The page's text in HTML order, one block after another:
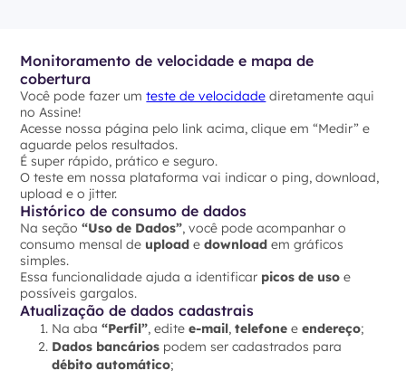
Monitoramento de velocidade e mapa de
cobertura
Você pode fazer umteste de velocidade diretamente aqui
no Assine!
Acesse nossa página pelo link acima, clique em “Medir” e
aguarde pelos resultados.
É super rápido, prático e seguro.
O teste em nossa plataforma vai indicar o ping, download,
upload e o jitter.
Histórico de consumo de dados
Na seção“Uso de Dados”, você pode acompanhar o
consumo mensal de upload edownload em gráficos
simples.
Essa funcionalidade ajuda a identificar picos de uso e
possíveis gargalos.
Atualização de dados cadastrais
Na aba“Perfil”, editee-mail,telefone eendereço;
Dados bancários podem ser cadastrados para
débito automático;